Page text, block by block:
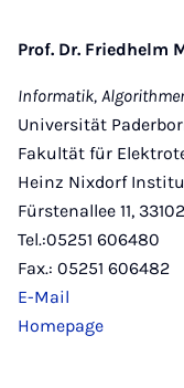
Prof. Dr. Friedhelm
Informatik,
Universität
Fakultät für
Heinz Nixdorf
Fürsten­allee 11,
Tel.:05251 606480
Fax.: 05251 606482
E-Mail
Homepage